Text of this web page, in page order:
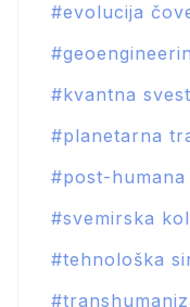
evolucija
kvantna svest
planetarna
post-humana
svemirska
tehnološka